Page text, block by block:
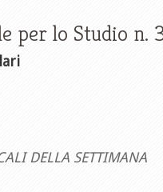
per lo Studio n.
DELLA